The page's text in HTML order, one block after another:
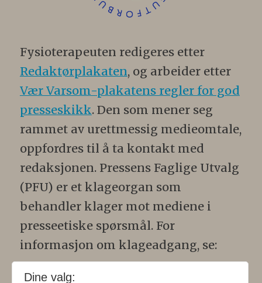
Fysioterapeuten redigeres etter
Redaktørplakaten, og arbeider etter
Vær Varsom-plakatens regler for god
presseskikk. Den som mener seg
rammet av urettmessig medieomtale,
oppfordres til å ta kontakt med
redaksjonen. Pressens Faglige Utvalg
(PFU) er et klageorgan som
behandler klager mot mediene i
presseetiske spørsmål. For
informasjon om klageadgang, se:
www.presse.no.
Dine valg: